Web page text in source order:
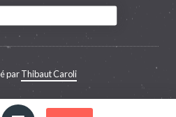
parThibaut Caroli